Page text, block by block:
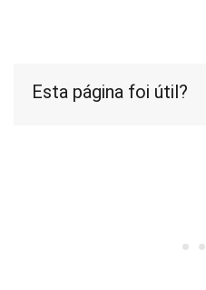
Esta página foi útil?